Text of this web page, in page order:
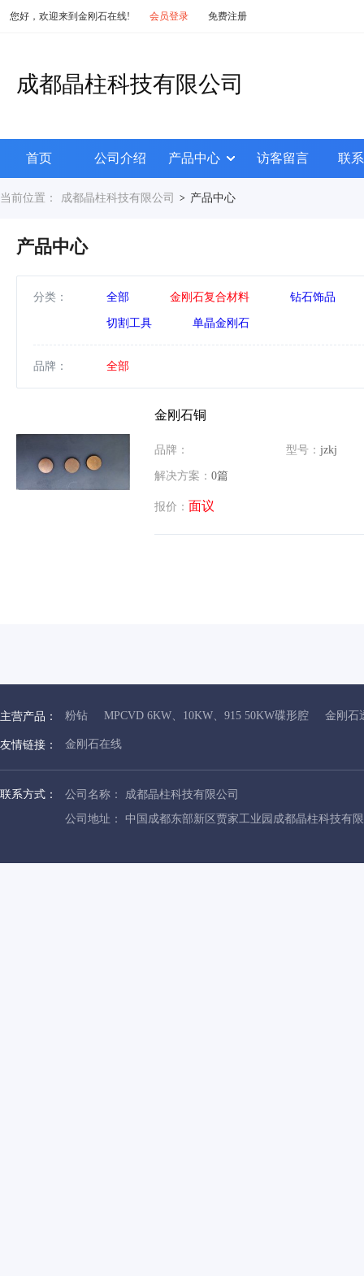
您好，欢迎来到金刚石在线! 会员登录 免费注册
成都晶柱科技有限公司
首页 公司介绍 产品中心 访客留言 联
当前位置： 成都晶柱科技有限公司 > 产品中心
产品中心
分类： 全部 金刚石复合材料 钻石饰品
切割工具 单晶金刚石
品牌： 全部
金刚石铜
品牌： 型号： jzkj
解决方案： 0篇
报价： 面议
主营产品： 粉钻 MPCVD 6KW、10KW、915 50KW碟形腔 金刚石
友情链接： 金刚石在线
联系方式：
公司名称： 成都晶柱科技有限公司
公司地址： 中国成都东部新区贾家工业园成都晶柱科技有